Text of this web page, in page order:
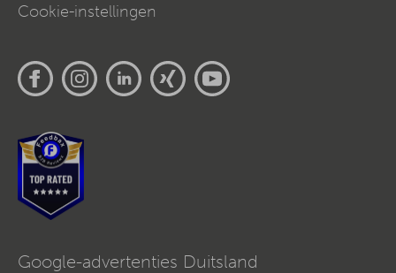
Cookie-instellingen
Google-advertenties Duitsland